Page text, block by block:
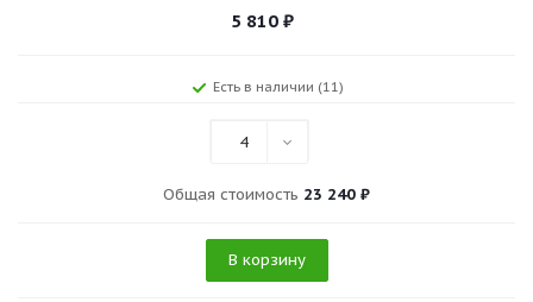
5 810 ₽
Есть в наличии (11)
4
Общая стоимость 23 240 ₽
В корзину